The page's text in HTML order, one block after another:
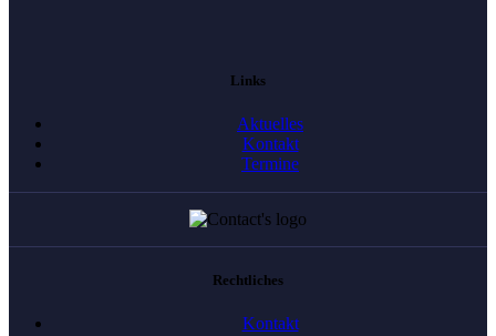
Links
Aktuelles
Kontakt
Termine
Rechtliches
Kontakt